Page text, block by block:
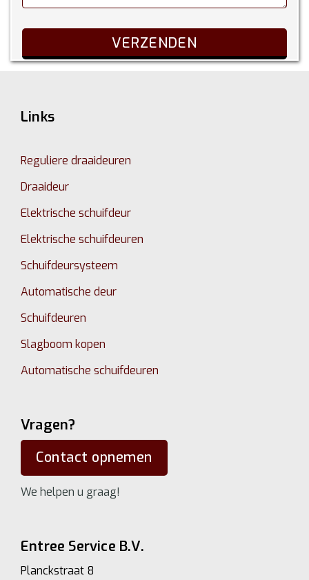
Links
Reguliere draaideuren
Draaideur
Elektrische schuifdeur
Elektrische schuifdeuren
Schuifdeursysteem
Automatische deur
Schuifdeuren
Slagboom kopen
Automatische schuifdeuren
Vragen?
Contact opnemen
We helpen u graag!
Entree Service B.V.
Planckstraat 8